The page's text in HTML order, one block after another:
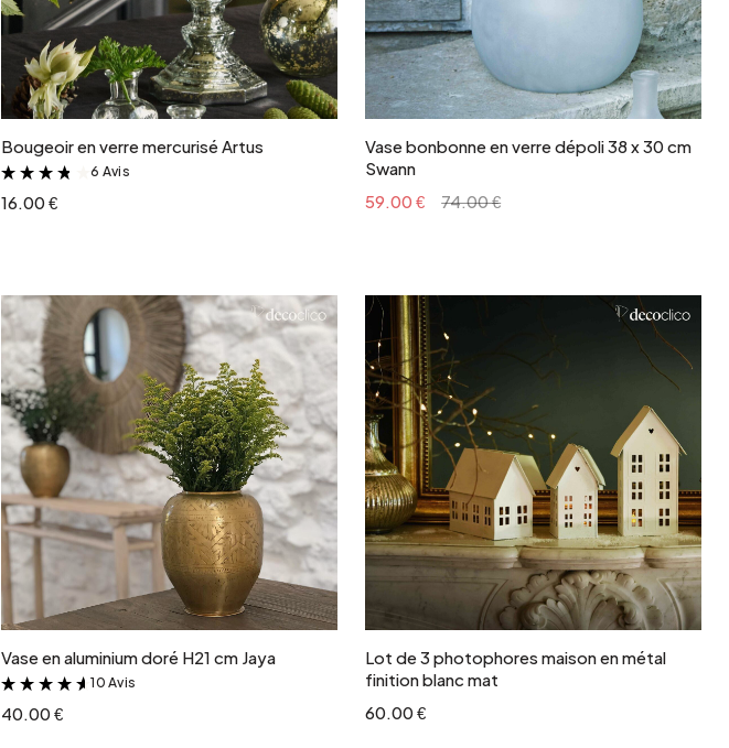
Ajouter au panier
Bougeoir en verre mercurisé Artus
&
6 Avis
16.00 €
Ajouter au panier
Vase bonbonne en verre dépoli 38 x 30 cm
Swann
59.00 €
74.00 €
Ajouter au panier
Vase en aluminium doré H21 cm Jaya
&
10 Avis
40.00 €
Ajouter au panier
Lot de 3 photophores maison en métal
finition blanc mat
60.00 €